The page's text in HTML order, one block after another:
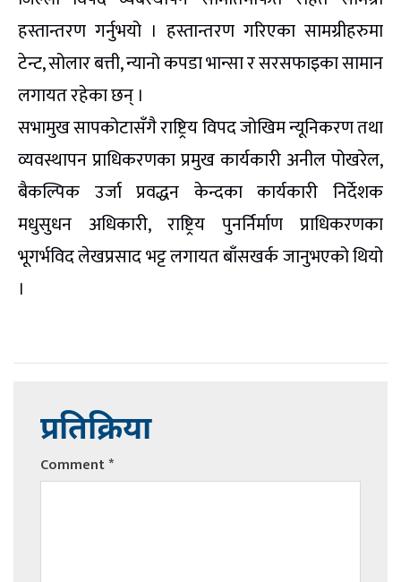
हस्तान्तरण गर्नुभयो । हस्तान्तरण गरिएका सामग्रीहरुमा
टेन्ट, सोलार बत्ती, न्यानो कपडा भान्सा र सरसफाइका सामान
लगायत रहेका छन् ।
सभामुख सापकोटासँगै राष्ट्रिय विपद जोखिम न्यूनिकरण तथा
व्यवस्थापन प्राधिकरणका प्रमुख कार्यकारी अनील पोखरेल,
बैकल्पिक उर्जा प्रवद्धन केन्दका कार्यकारी निर्देशक
मधुसुधन अधिकारी, राष्ट्रिय पुनर्निर्माण प्राधिकरणका
भूगर्भविद लेखप्रसाद भट्ट लगायत बाँसखर्क जानुभएको थियो
।
प्रतिक्रिया
Comment*